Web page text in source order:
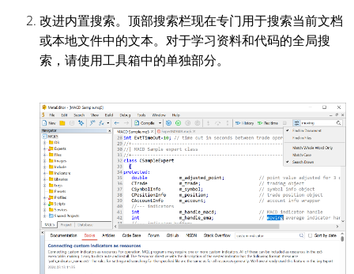
改进内置搜索。顶部搜索栏现在专门用于搜索当前文档
或本地文件中的文本。对于学习资料和代码的全局搜
索，请使用工具箱中的单独部分。